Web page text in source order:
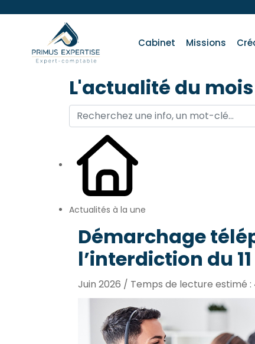
Cabinet Missions
L'actualité du mois
Actualités à la une
Démarchage
l’interdiction du
Juin 2026 / Temps de lecture estimé